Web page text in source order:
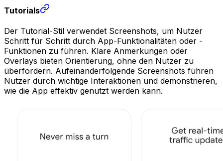
Tutorials
Der Tutorial-Stil verwendet Screenshots, um Nutzer
Schritt für Schritt durch App-Funktionalitäten oder -
Funktionen zu führen. Klare Anmerkungen oder
Overlays bieten Orientierung, ohne den Nutzer zu
überfordern. Aufeinanderfolgende Screenshots führen
Nutzer durch wichtige Interaktionen und demonstrieren,
wie die App effektiv genutzt werden kann.